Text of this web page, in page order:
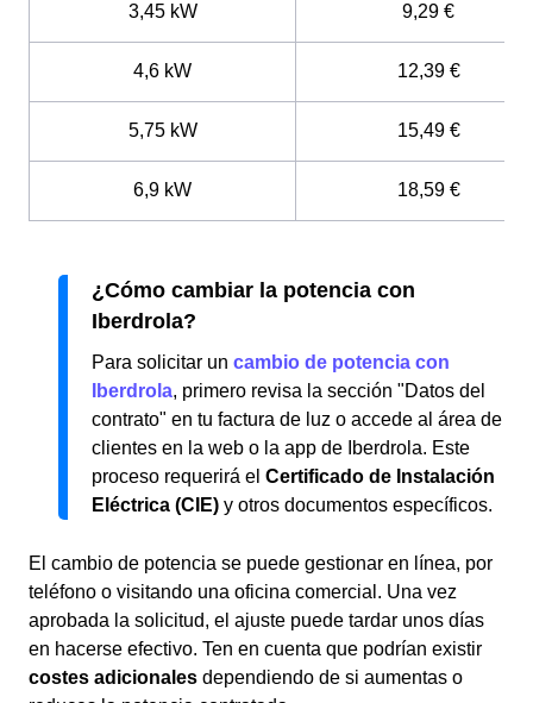
3,45 kW 9,29 €
4,6 kW 12,39 €
5,75 kW 15,49 €
6,9 kW 18,59 €
¿Cómo cambiar la potencia con
Iberdrola?
Para solicitar un cambio de potencia con
Iberdrola, primero revisa la sección "Datos del
contrato" en tu factura de luz o accede al área de
clientes en la web o la app de Iberdrola. Este
proceso requerirá el Certificado de Instalación
Eléctrica (CIE) y otros documentos específicos.
El cambio de potencia se puede gestionar en línea, por
teléfono o visitando una oficina comercial. Una vez
aprobada la solicitud, el ajuste puede tardar unos días
en hacerse efectivo. Ten en cuenta que podrían existir
costes adicionales dependiendo de si aumentas o